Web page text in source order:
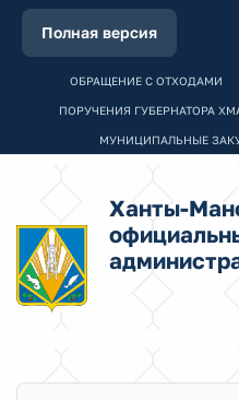
Полная версия
ОБРАЩЕНИЕ С ОТХОДАМИ
ПОРУЧЕНИЯ ГУБЕРНАТОРА
МУНИЦИПАЛЬНЫЕ
Ханты-